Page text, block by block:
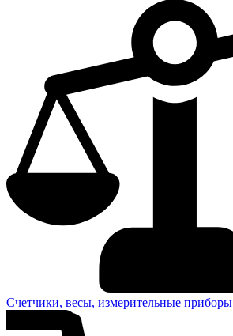
Счетчики, весы, измерительные приборы